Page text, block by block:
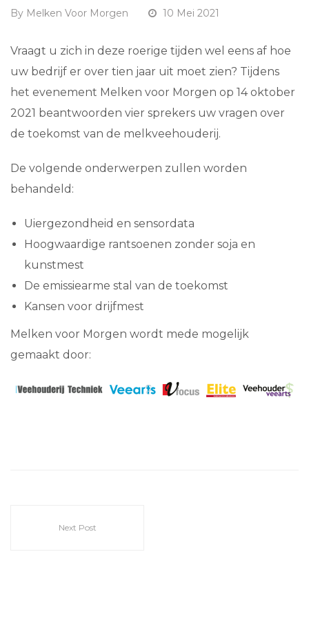
By Melken Voor Morgen 10 Mei 2021
Vraagt u zich in deze roerige tijden wel eens af hoe
uw bedrijf er over tien jaar uit moet zien? Tijdens
het evenement Melken voor Morgen op 14 oktober
2021 beantwoorden vier sprekers uw vragen over
de toekomst van de melkveehouderij.
De volgende onderwerpen zullen worden
behandeld:
Uiergezondheid en sensordata
Hoogwaardige rantsoenen zonder soja en
kunstmest
De emissiearme stal van de toekomst
Kansen voor drijfmest
Melken voor Morgen wordt mede mogelijk
gemaakt door:
Next Post